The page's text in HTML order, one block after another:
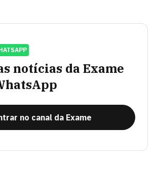
notícias da Exame
no canal da Exame